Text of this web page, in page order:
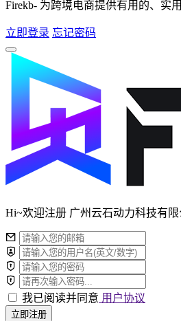
Firekb- 为跨境电商提供有用的、实
立即登录 忘记密码
Hi~欢迎注册 广州云石动力科技有限
我已阅读并同意 用户协议
立即注册